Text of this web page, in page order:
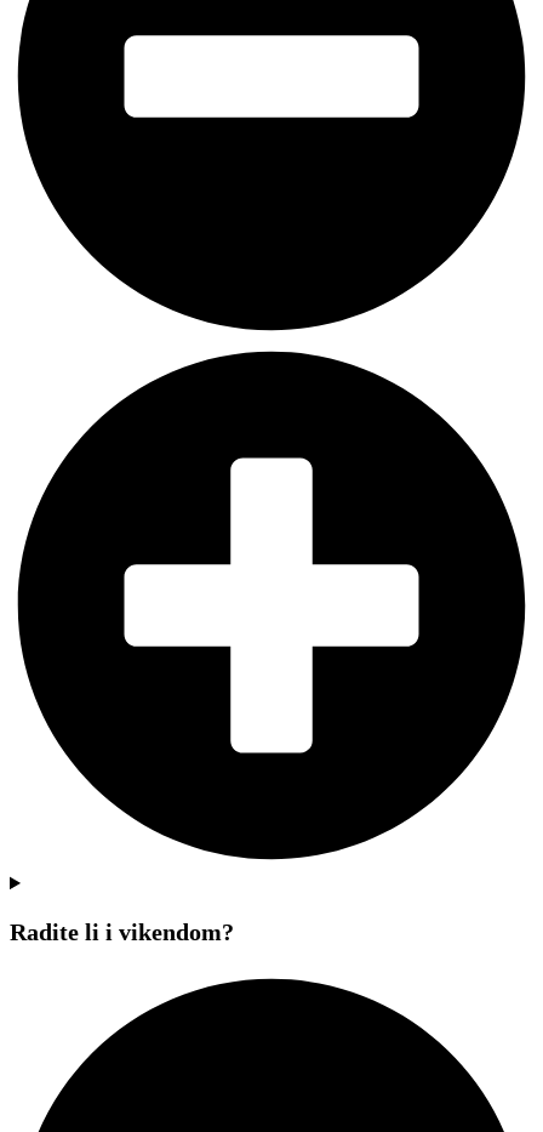
Radite li i vikendom?